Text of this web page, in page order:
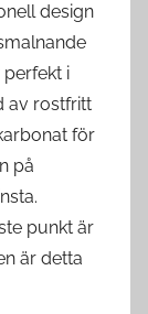
design
i
av rostfritt
för
på
punkt är
är detta